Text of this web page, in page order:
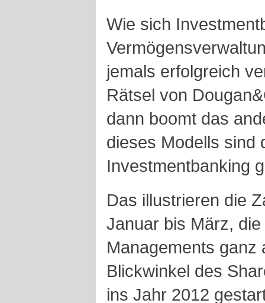
Wie sich
jemals erfolgreich
Rätsel von
dann boomt das
dieses Modells sind
Investmentbanking
Das illustrieren die
Januar bis März,
Managements ganz
Blickwinkel des
ins Jahr 2012